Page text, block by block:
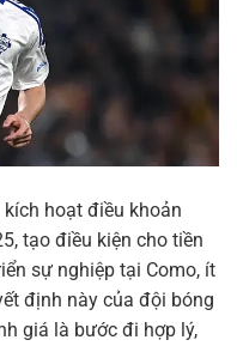
hoạt điều khoản
tạo điều kiện cho tiền
sự nghiệp tại Como, ít
định này của đội bóng
giá là bước đi hợp lý,